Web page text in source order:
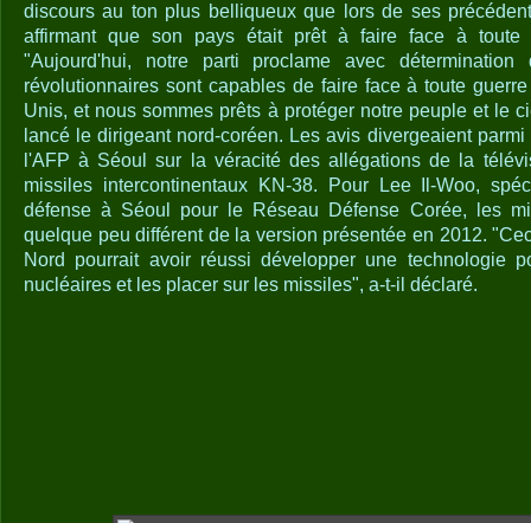
discours au ton plus belliqueux que lors de ses
affirmant que son pays était prêt à faire face à toute
"Aujourd'hui, notre parti proclame avec
révolutionnaires sont capables de faire face à toute
Unis, et nous sommes prêts à protéger notre peuple et le
lancé le dirigeant nord-coréen. Les avis divergeaient
l'AFP à Séoul sur la véracité des allégations de la
missiles intercontinentaux KN-38. Pour Lee Il-Woo,
défense à Séoul pour le Réseau Défense Corée, les
quelque peu différent de la version présentée en 2012.
Nord pourrait avoir réussi développer une technologie
nucléaires et les placer sur les missiles", a-t-il déclaré.